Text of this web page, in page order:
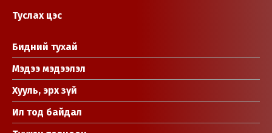
Туслах цэс
Бидний тухай
Мэдээ мэдээлэл
Хууль, эрх зүй
Ил тод байдал